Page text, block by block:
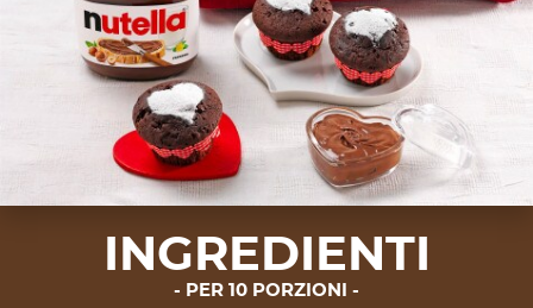
INGREDIENTI
PER 10 PORZIONI